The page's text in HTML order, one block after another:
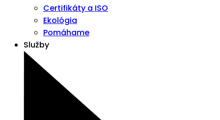
Certifikáty a ISO
Ekológia
Pomáhame
Služby